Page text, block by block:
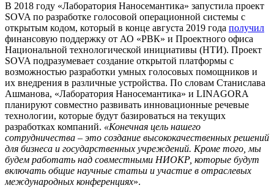
В 2018 году «Лаборатория Наносемантика» запустила проект
SOVA по разработке голосовой операционной системы с
открытым кодом, который в конце августа 2019 года получил
финансовую поддержку от АО «РВК» и Проектного офиса
Национальной технологической инициативы (НТИ). Проект
SOVA подразумевает создание открытой платформы с
возможностью разработки умных голосовых помощников и
их внедрения в различные устройства. По словам Станислава
Ашманова, «Лаборатория Наносемантика» и LINAGORA
планируют совместно развивать инновационные речевые
технологии, которые будут базироваться на текущих
разработках компаний. «Конечная цель нашего
сотрудничества – это создание высококачественных решений
для бизнеса и государственных учреждений. Кроме того, мы
будем работать над совместными НИОКР, которые будут
включать общие научные статьи и участие в отраслевых
международных конференциях».